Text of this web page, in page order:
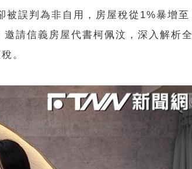
誤判為非自用，房屋稅從1%暴增至
請信義房屋代書柯佩汶，深入解析全
。